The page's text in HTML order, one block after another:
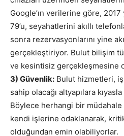
Google’ın verilerine göre,
79’u, seyahatlerini akıllı
sonra rezervasyonlarını yine
gerçekleştiriyor. Bulut bilişim
ve kesintisiz gerçekleşmesine
3) Güvenlik: Bulut hizmetleri,
sahip olacağı altyapılara
Böylece herhangi bir
kendi işlerine odaklanarak,
olduğundan emin olabiliyorlar.